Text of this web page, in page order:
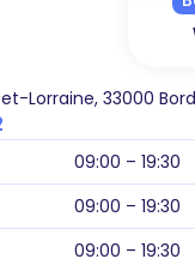
Lorraine, 33000
09:00 – 19:30
09:00 – 19:30
09:00 – 19:30